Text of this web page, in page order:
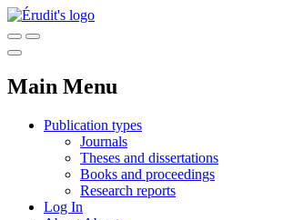
Main Menu
Publication types
Journals
Theses and dissertations
Books and proceedings
Research reports
Log In